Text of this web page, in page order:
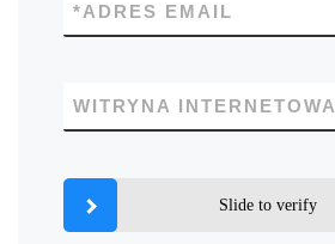
ADRES EMAIL
*
WITRYNA INTERNETOWA
Slide to verify